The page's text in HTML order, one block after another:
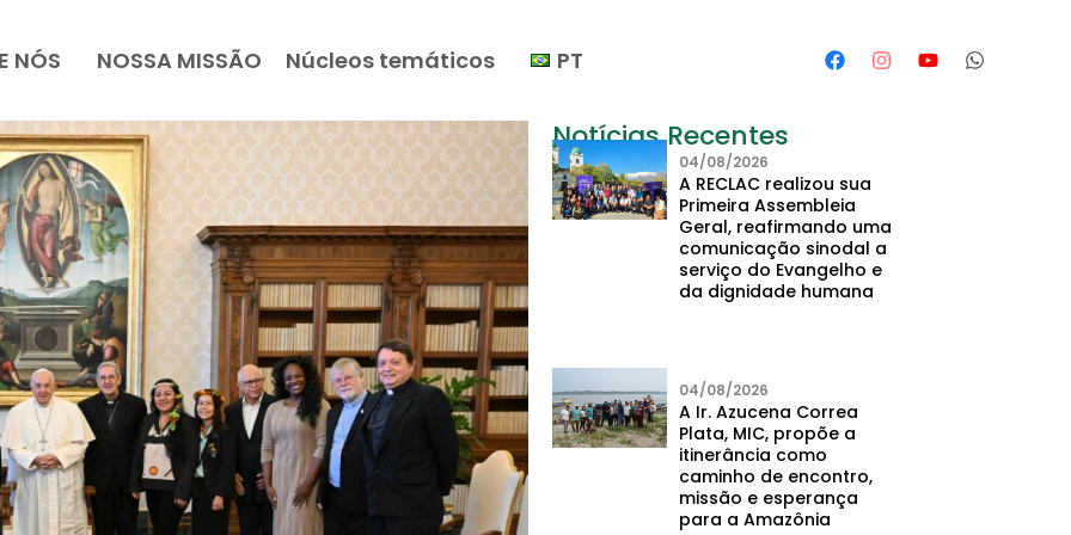
NÓS NOSSA MISSÃO Núcleos temáticos PT
Notícias Recentes
04/08/2026
A RECLAC realizou sua
Primeira Assembleia
Geral, reafirmando uma
comunicação sinodal a
serviço do Evangelho e
da dignidade humana
04/08/2026
A Ir. Azucena Correa
Plata, MIC, propõe a
itinerância como
caminho de encontro,
missão e esperança
para a Amazônia